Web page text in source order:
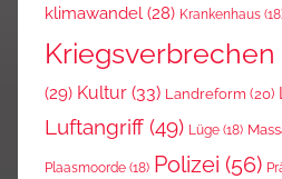
klimawandel (28) Krankenhaus
Kriegsverbrechen
(29) Kultur (33) Landreform (20)
Luftangriff (49) Lüge (18)
Plaasmoorde (18) Polizei (56)